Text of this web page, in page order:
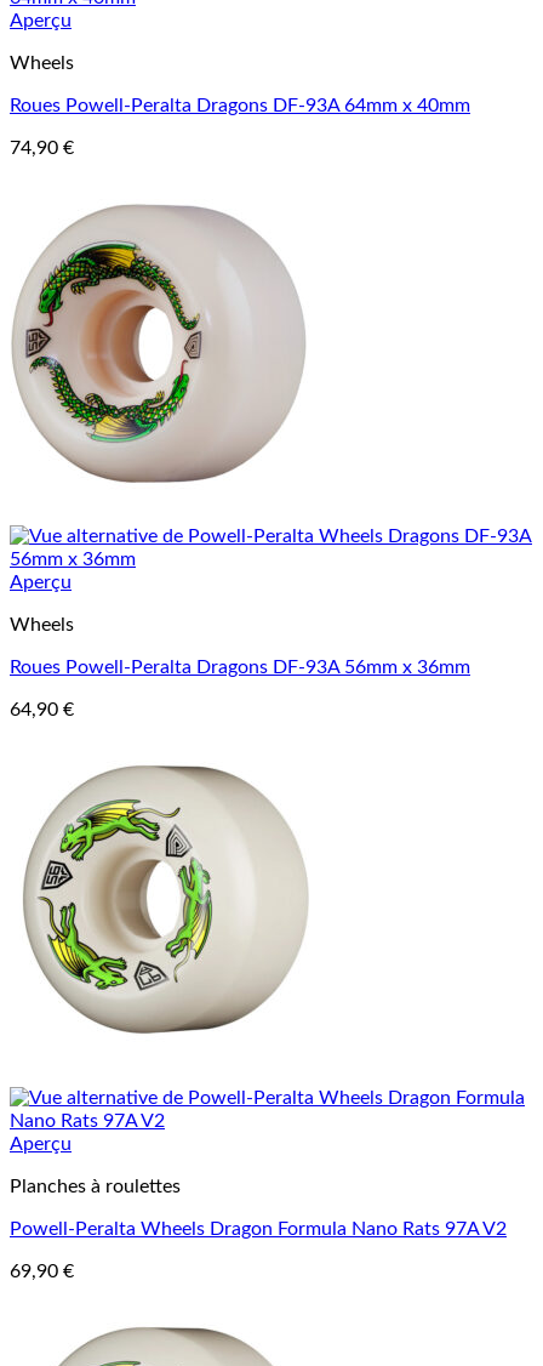
Aperçu
Wheels
Roues Powell-Peralta Dragons DF-93A 64mm x 40mm
74,90 €
Aperçu
Wheels
Roues Powell-Peralta Dragons DF-93A 56mm x 36mm
64,90 €
Aperçu
Planches à roulettes
Powell-Peralta Wheels Dragon Formula Nano Rats 97A V2
69,90 €